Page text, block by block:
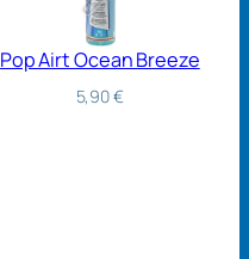
Pop Airt Ocean Breeze
5,90€